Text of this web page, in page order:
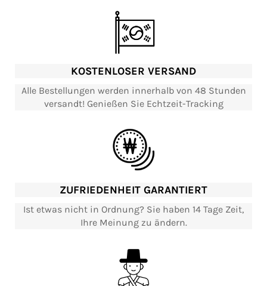
KOSTENLOSER VERSAND
Alle Bestellungen werden innerhalb von 48 Stunden
versandt! Genießen Sie Echtzeit-Tracking
ZUFRIEDENHEIT GARANTIERT
Ist etwas nicht in Ordnung? Sie haben 14 Tage Zeit,
Ihre Meinung zu ändern.